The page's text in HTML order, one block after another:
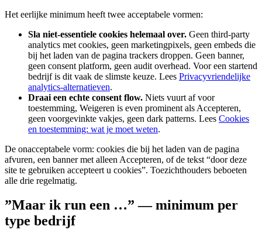
Het eerlijke minimum heeft twee acceptabele vormen:
Sla niet-essentiele cookies helemaal over. Geen third-party
analytics met cookies, geen marketingpixels, geen embeds die
bij het laden van de pagina trackers droppen. Geen banner,
geen consent platform, geen audit overhead. Voor een startend
bedrijf is dit vaak de slimste keuze. Lees Privacyvriendelijke
analytics-alternatieven.
Draai een echte consent flow. Niets vuurt af voor
toestemming, Weigeren is even prominent als Accepteren,
geen voorgevinkte vakjes, geen dark patterns. Lees Cookies
en toestemming: wat je moet weten.
De onacceptabele vorm: cookies die bij het laden van de pagina
afvuren, een banner met alleen Accepteren, of de tekst “door deze
site te gebruiken accepteert u cookies”. Toezichthouders beboeten
alle drie regelmatig.
”Maar ik run een …” — minimum per
type bedrijf